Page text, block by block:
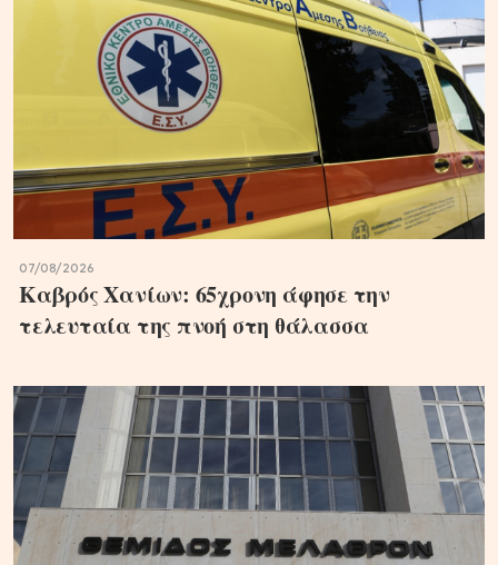
07/08/2026
Καβρός Χανίων: 65χρονη άφησε την
τελευταία της πνοή στη θάλασσα